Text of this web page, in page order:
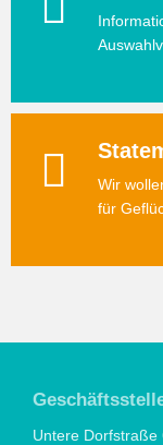
Wir
für
Untere Dorfstraße